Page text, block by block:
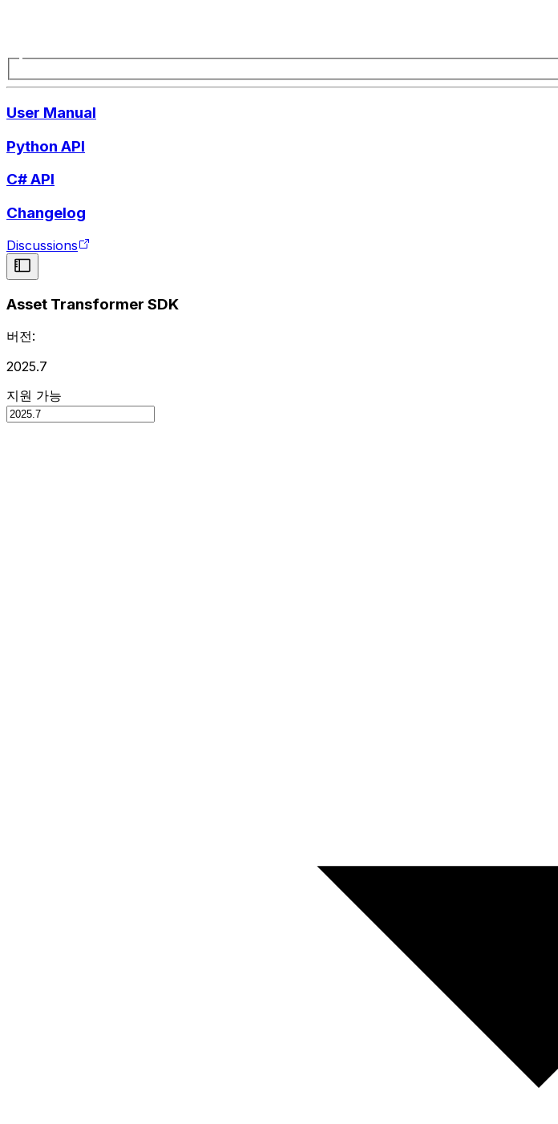
User Manual
Python API
C# API
Changelog
Discussions
Asset Transformer SDK
버전:
2025.7
지원 가능